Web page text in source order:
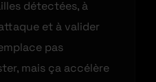
détectées, à
et à valider
pas
mais ça accélère